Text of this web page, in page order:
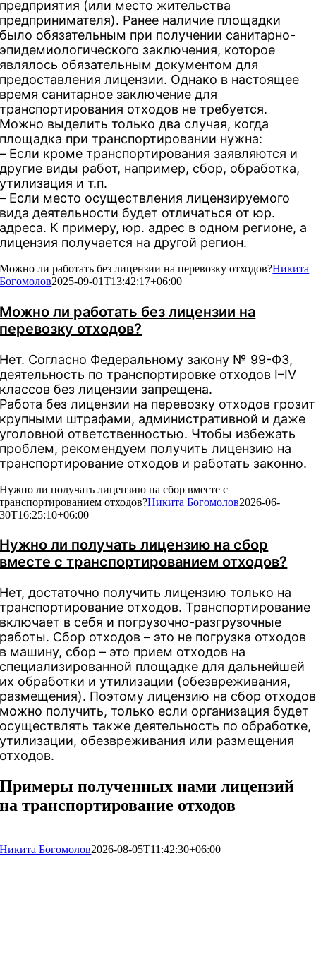
предприятия (или место жительства
предпринимателя). Ранее наличие площадки
было обязательным при получении санитарно-
эпидемиологического заключения, которое
являлось обязательным документом для
предоставления лицензии. Однако в настоящее
время санитарное заключение для
транспортирования отходов не требуется.
Можно выделить только два случая, когда
площадка при транспортировании нужна:
– Если кроме транспортирования заявляются и
другие виды работ, например, сбор, обработка,
утилизация и т.п.
– Если место осуществления лицензируемого
вида деятельности будет отличаться от юр.
адреса. К примеру, юр. адрес в одном регионе, а
лицензия получается на другой регион.
Можно ли работать без лицензии на перевозку отходов?Никита
Богомолов2025-09-01T13:42:17+06:00
Можно ли работать без лицензии на
перевозку отходов?
Нет. Согласно Федеральному закону № 99-ФЗ,
деятельность по транспортировке отходов I–IV
классов без лицензии запрещена.
Работа без лицензии на перевозку отходов грозит
крупными штрафами, административной и даже
уголовной ответственностью. Чтобы избежать
проблем, рекомендуем получить лицензию на
транспортирование отходов и работать законно.
Нужно ли получать лицензию на сбор вместе с
транспортированием отходов?Никита Богомолов2026-06-
30T16:25:10+06:00
Нужно ли получать лицензию на сбор
вместе с транспортированием отходов?
Нет, достаточно получить лицензию только на
транспортирование отходов. Транспортирование
включает в себя и погрузочно-разгрузочные
работы. Сбор отходов – это не погрузка отходов
в машину, сбор – это прием отходов на
специализированной площадке для дальнейшей
их обработки и утилизации (обезвреживания,
размещения). Поэтому лицензию на сбор отходов
можно получить, только если организация будет
осуществлять также деятельность по обработке,
утилизации, обезвреживания или размещения
отходов.
Примеры полученных нами лицензий
на транспортирование отходов
Никита Богомолов2026-08-05T11:42:30+06:00